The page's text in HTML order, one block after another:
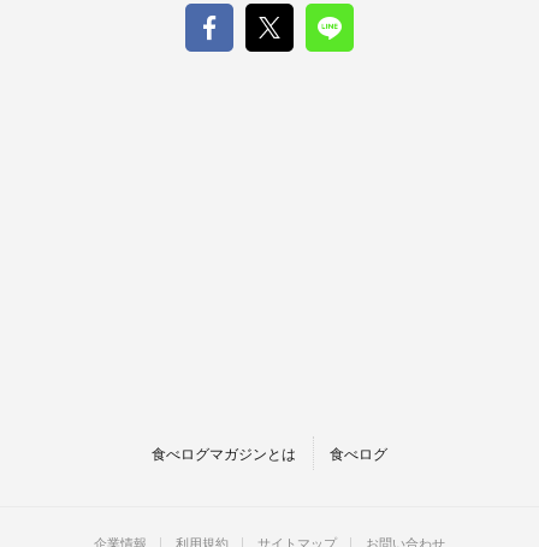
食べログマガジンとは 食べログ
企業情報 利用規約 サイトマップ お問い合わせ